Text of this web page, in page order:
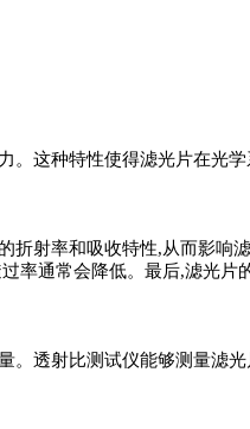
。这种特性使得滤光片在光
折射率和吸收特性,从而影响
率通常会降低。最后,滤光片
。透射比测试仪能够测量滤